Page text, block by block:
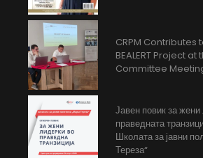
CRPM Contributes
BEALERT Project
Committee
Јавен повик за
праведната
Школата за јавни
Тереза“